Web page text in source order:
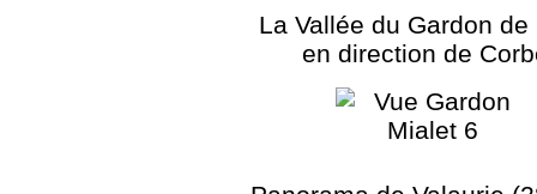
La Vallée du Gardon de
en direction de